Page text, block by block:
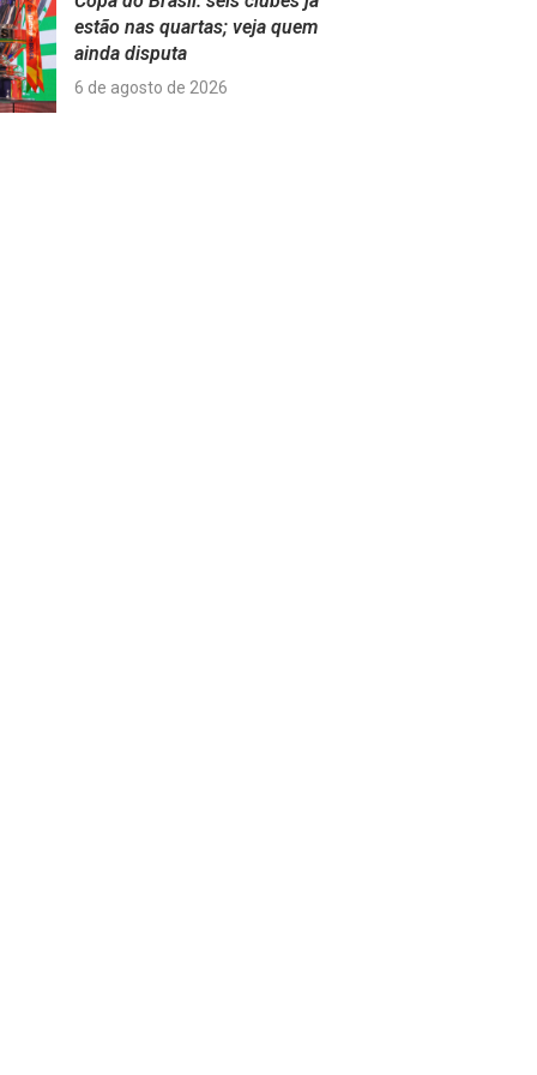
estão nas quartas; veja quem
ainda disputa
6 de agosto de 2026